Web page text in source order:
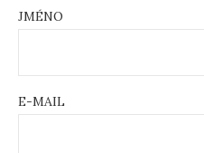
JMÉNO
E-MAIL